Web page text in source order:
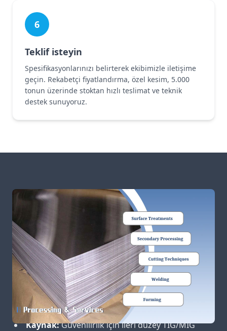
6
Teklif isteyin
Spesifikasyonlarınızı belirterek ekibimizle iletişime
geçin. Rekabetçi fiyatlandırma, özel kesim, 5.000
tonun üzerinde stoktan hızlı teslimat ve teknik
destek sunuyoruz.
İşleme ve hizmetler
Yüzey işlemleri:Kaplama, parlatma, eloksal
(anodizasyon), galvanik kaplama, boya.
İkincil işleme:Kesme, frezeleme, delme,
tornalama, CNC işleme.
Kesim teknikleri:Su jeti, plazma, lazer, hassas
testere kesimi.
Kaynak:Güvenilirlik için ileri düzey TIG/MIG